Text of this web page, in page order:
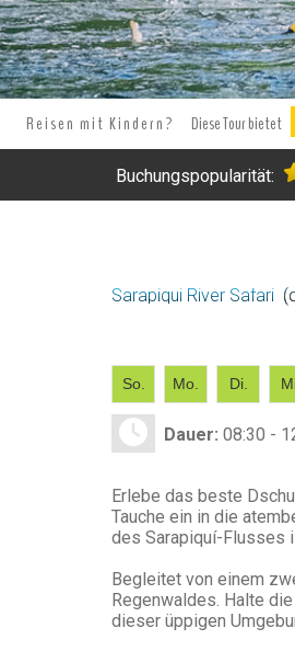
Reisen mit Kindern? Diese Tour bietet
Buchungspopularität:
Sarapiqui River Safari
So. Mo. Di.
Dauer: 08:30 -
Erlebe das beste
Tauche ein in die
des Sarapiquí-Flusses
Begleitet von einem
Regenwaldes. Halte
dieser üppigen